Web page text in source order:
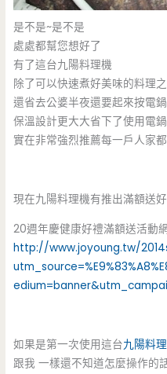
是不是~是不是
處處都幫您想好了
有了這台九陽料理機
除了可以快速煮好美味的料理
還省去公婆半夜還要起來按電
保溫設計更大大省下了使用電
實在非常強烈推薦每一戶人家
現在九陽料理機有推出滿額送
20週年慶健康好禮滿額送活動
http://www.joyoung.tw/
如果是第一次使用這台九陽料
跟我 一樣還不知道怎麼操作的